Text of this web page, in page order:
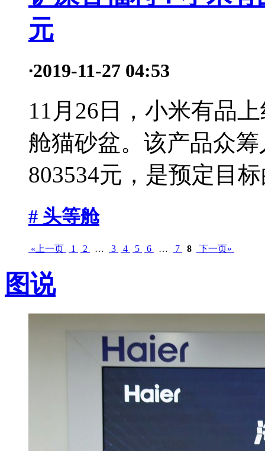
元
·2019-11-27 04:53
11月26日，小米有品
舱猫砂盆。该产品众
803534元，是预定目
# 头等舱
«上一页 1 2 … 3 4 5 6 … 7 8 下一页»
图说